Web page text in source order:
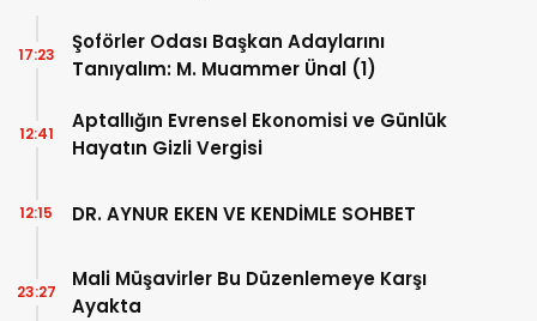
Şoförler Odası Başkan Adaylarını
Tanıyalım: M. Muammer Ünal (1)
17:23
Aptallığın Evrensel Ekonomisi ve Günlük
Hayatın Gizli Vergisi
12:41
DR. AYNUR EKEN VE KENDİMLE SOHBET
12:15
Mali Müşavirler Bu Düzenlemeye Karşı
Ayakta
23:27